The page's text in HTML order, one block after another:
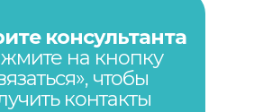
консультанта
на кнопку
чтобы
контакты